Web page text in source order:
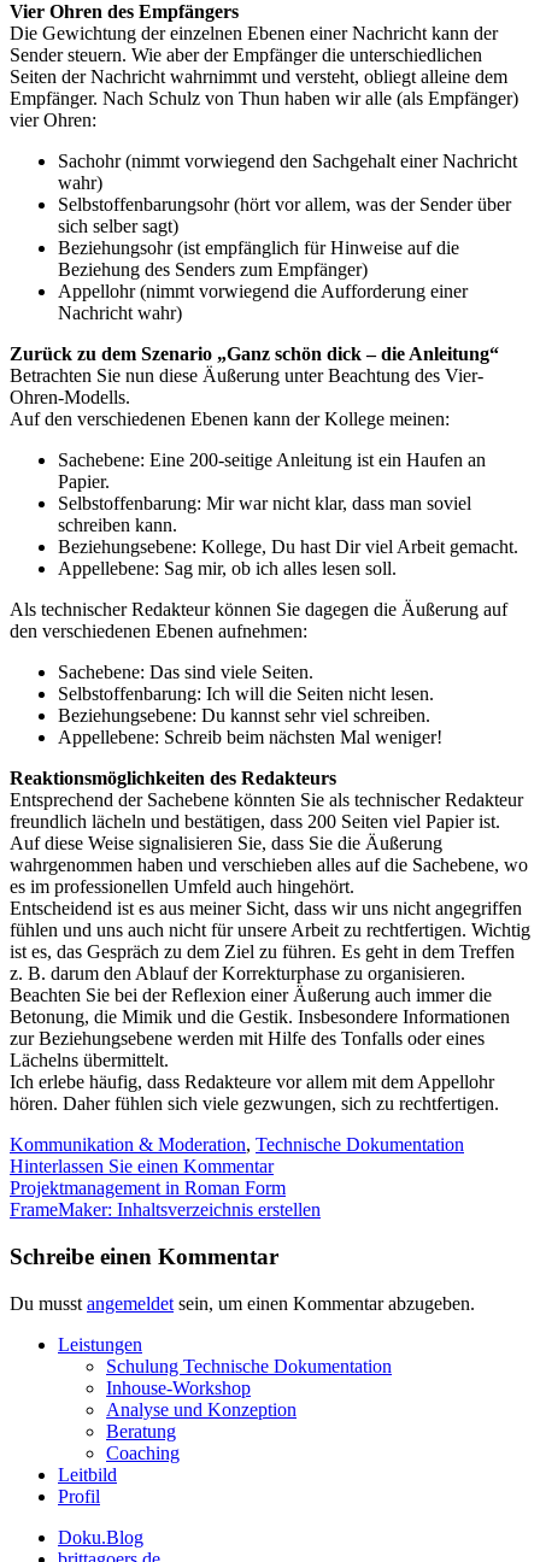
Vier Ohren des Empfängers
Die Gewichtung der einzelnen Ebenen einer Nachricht kann der
Sender steuern. Wie aber der Empfänger die unterschiedlichen
Seiten der Nachricht wahrnimmt und versteht, obliegt alleine dem
Empfänger. Nach Schulz von Thun haben wir alle (als Empfänger)
vier Ohren:
Sachohr (nimmt vorwiegend den Sachgehalt einer Nachricht
wahr)
Selbstoffenbarungsohr (hört vor allem, was der Sender über
sich selber sagt)
Beziehungsohr (ist empfänglich für Hinweise auf die
Beziehung des Senders zum Empfänger)
Appellohr (nimmt vorwiegend die Aufforderung einer
Nachricht wahr)
Zurück zu dem Szenario „Ganz schön dick – die Anleitung“
Betrachten Sie nun diese Äußerung unter Beachtung des Vier-
Ohren-Modells.
Auf den verschiedenen Ebenen kann der Kollege meinen:
Sachebene: Eine 200-seitige Anleitung ist ein Haufen an
Papier.
Selbstoffenbarung: Mir war nicht klar, dass man soviel
schreiben kann.
Beziehungsebene: Kollege, Du hast Dir viel Arbeit gemacht.
Appellebene: Sag mir, ob ich alles lesen soll.
Als technischer Redakteur können Sie dagegen die Äußerung auf
den verschiedenen Ebenen aufnehmen:
Sachebene: Das sind viele Seiten.
Selbstoffenbarung: Ich will die Seiten nicht lesen.
Beziehungsebene: Du kannst sehr viel schreiben.
Appellebene: Schreib beim nächsten Mal weniger!
Reaktionsmöglichkeiten des Redakteurs
Entsprechend der Sachebene könnten Sie als technischer Redakteur
freundlich lächeln und bestätigen, dass 200 Seiten viel Papier ist.
Auf diese Weise signalisieren Sie, dass Sie die Äußerung
wahrgenommen haben und verschieben alles auf die Sachebene, wo
es im professionellen Umfeld auch hingehört.
Entscheidend ist es aus meiner Sicht, dass wir uns nicht angegriffen
fühlen und uns auch nicht für unsere Arbeit zu rechtfertigen. Wichtig
ist es, das Gespräch zu dem Ziel zu führen. Es geht in dem Treffen
z. B. darum den Ablauf der Korrekturphase zu organisieren.
Beachten Sie bei der Reflexion einer Äußerung auch immer die
Betonung, die Mimik und die Gestik. Insbesondere Informationen
zur Beziehungsebene werden mit Hilfe des Tonfalls oder eines
Lächelns übermittelt.
Ich erlebe häufig, dass Redakteure vor allem mit dem Appellohr
hören. Daher fühlen sich viele gezwungen, sich zu rechtfertigen.
Kommunikation & Moderation, Technische Dokumentation
Hinterlassen Sie einen Kommentar
Beitrags
Navigation
Projektmanagement in Roman Form
FrameMaker: Inhaltsverzeichnis erstellen
Schreibe einen Kommentar
Du musst angemeldet sein, um einen Kommentar abzugeben.
Leistungen
Schulung Technische Dokumentation
Inhouse-Workshop
Analyse und Konzeption
Beratung
Coaching
Leitbild
Profil
Doku.Blog